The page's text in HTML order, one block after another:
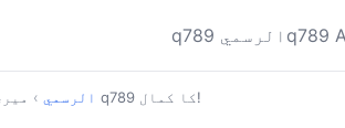
q789 الرسمي q789
q789 الرسمي › میری بائیک، میری محنت اور q789 کا کمال!